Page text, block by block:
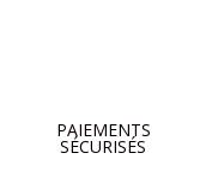
PAIEMENTS
SÉCURISÉS